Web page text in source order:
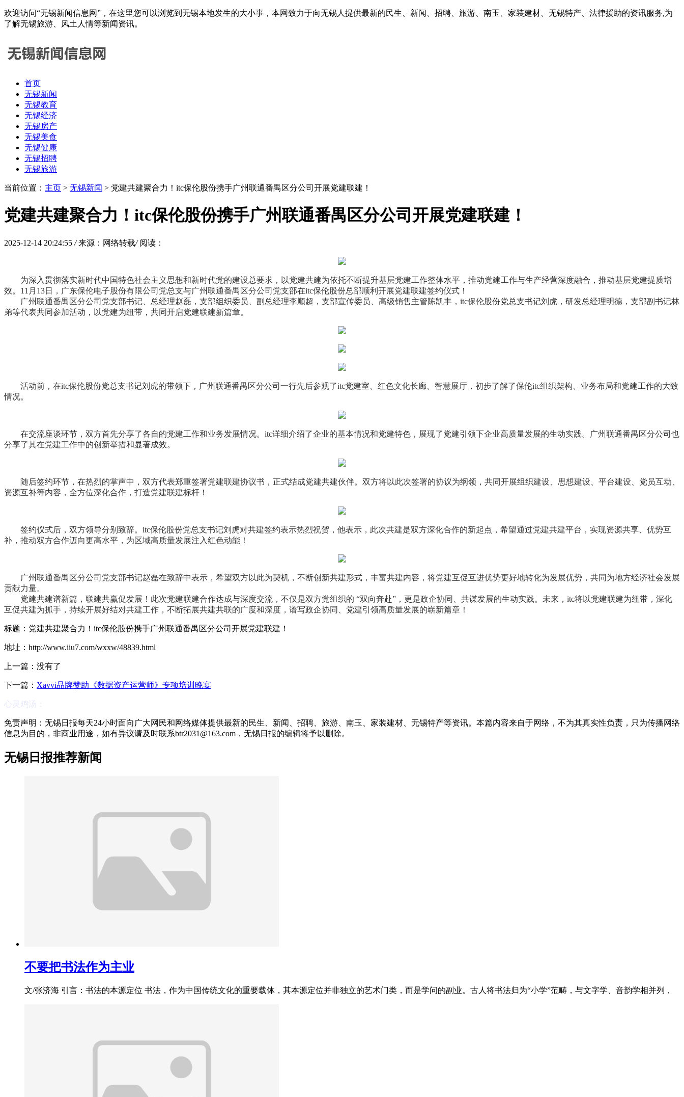
欢迎访问“无锡新闻信息网”，在这里您可以浏览到无锡本地发生的大小事，本网致力于向无锡人提供最新的民生、新闻、招聘、旅游、南玉、家装建材、无锡特产、法律援助的资讯服务,为
了解无锡旅游、风土人情等新闻资讯。
首页
无锡新闻
无锡教育
无锡经济
无锡房产
无锡美食
无锡健康
无锡招聘
无锡旅游
当前位置： 主页 > 无锡新闻 > 党建共建聚合力！itc保伦股份携手广州联通番禺区分公司开展党建联建！
党建共建聚合力！itc保伦股份携手广州联通番禺区分公司开展党建联建！
2025-12-14 20:24:55 / 来源：网络转载/ 阅读：
为深入贯彻落实新时代中国特色社会主义 思想和新时代党的建设总要求，以党建共建为依托不断提升基层党建工作整体水平，推动党建工作与生产经营深度融合，推动基层党建提质增
效。11月13日，广东保伦电子股份有限公司党总支与广州联通番禺区分公司党支部在itc保伦股份总部顺利开展党建联建签约仪式！
广州联通番禺区分公司党支部书记 、总经理赵磊，支部组织委员、副总经理李顺超，支部宣传委员、高级销售主管陈凯丰，itc保伦股份党总支书记刘虎，研发总经理明德，支部副 书记林
弟等代表共同参加活动，以党建为纽带，共同开启党建联建新篇章。
活动前，在itc保伦股份党总支书记刘虎的带领下，广州联通番禺区分公司一行先后参观了itc党建室、红色文化长廊、智慧展厅，初步了解了保伦itc组织架构、业务布局和党建工作的大致
情况。
在交流座谈环节，双方首先分享了各自的党建工作和业务发展情况。itc详细介绍了企业的基本情况和党建特色，展现了党建引领下企业高质量发展的生动实践。广州联通番禺区分公司也
分享了其在党建工作中的创新举措和显著成效。
随后签约环节，在热烈的掌声中，双方代表郑重签署党建联建协议书，正式结成党建共建伙伴。双方将以此次签署的协议为纲领，共同开展组织建设、思想建设、平台建设、党员互动、
资源互补等内容，全方位深化合作，打造党建联建标杆！
签约仪式后，双方领导分别致辞。itc保伦股份党总支书记刘虎对共建签约表示热烈祝贺，他表示，此次共建是双方深化合作的新起点，希望通过党建共建平台，实现资源共享、优势互
补，推动双方合作迈向更高水平，为区域高质量发展注入红色动能！
广州联通番禺区分公司党支部书记赵磊在致辞中表示，希望双方以此为契机，不断创新共建形式，丰富共建内容，将党建互促互进优势更好地转化为发展优势，共同为地方经济社会发展
贡献力量。
党建共建谱新篇，联建共赢促发展！此次党建联建合作达成与深度交流，不仅是双方党组织的 “双向奔赴”，更是政企协同、共谋发展的生动实践。未来，itc将以党建联建为纽带，深化
互促共建为抓手，持续开展好结对共建工作，不断拓展共建共联的广度和深度，谱写政企协同、党建引领高质量发展的崭新篇章！
标题：党建共建聚合力！itc保伦股份携手广州联通番禺区分公司开展党建联建！
地址：http://www.iiu7.com/wxxw/48839.html
上一篇：没有了
下一篇： Xavvi品牌赞助《数据资产运营师》专项培训晚宴
心灵鸡汤：
免责声明：无锡日报每天24小时面向广大网民和网络媒体提供最新的民生、新闻、招聘、旅游、南玉、家装建材、无锡特产等资讯。本篇内容来自于网络，不为其真实性负责，只为传播网络
信息为目的，非商业用途，如有异议请及时联系btr2031@163.com，无锡日报的编辑将予以删除。
无锡日报推荐新闻
不要把书法作为主业
文/张济海 引言：书法的本源定位 书法，作为中国传统文化的重要载体，其本源定位并非独立的艺术门类，而是学问的副业。古人将书法归为“小学”范畴，与文字学、音韵学相并列，